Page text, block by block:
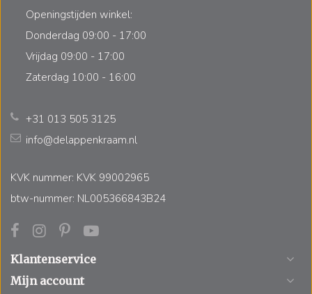
Openingstijden winkel:
Donderdag 09:00 - 17:00
Vrijdag 09:00 - 17:00
Zaterdag 10:00 - 16:00
+31 013 505 3125
info@delappenkraam.nl
KVK nummer: KVK 99002965
btw-nummer: NL005366843B24
Klantenservice
Mijn account